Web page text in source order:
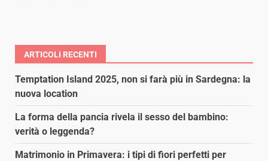
ARTICOLI RECENTI
Temptation Island 2025, non si farà più in Sardegna: la
nuova location
La forma della pancia rivela il sesso del bambino:
verità o leggenda?
Matrimonio in Primavera: i tipi di fiori perfetti per